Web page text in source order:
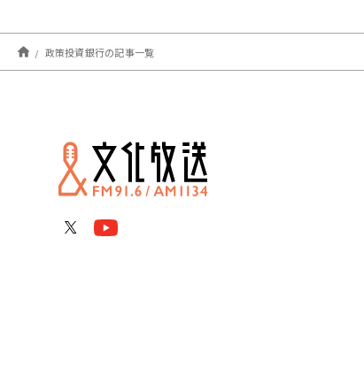
政策投資銀行の記事一覧